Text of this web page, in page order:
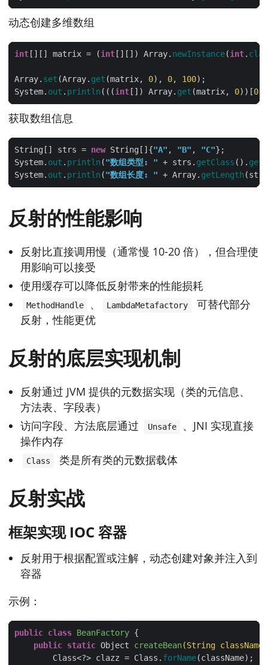
动态创建多维数组
int [][] matrix = (int [][]) Array. newInstance(int.
Array. set (Array. get (matrix, 0), 0, 100
System. out . println (((int []) Array. get (matrix, 0))[0
获取数组信息
String[] strs = new String[]{"A" , "B" , "C"
System. out . println ("数组类型: " + strs. getClass ().
System. out . println ("数组长度: " + Array. getLength
反射的性能影响
反射比直接调用慢（通常慢 10-20 倍），但合理使
用影响可以接受
使用缓存可以降低反射带来的性能损耗
MethodHandle 、 LambdaMetafactory
可替代部分
反射，性能更优
反射的底层实现机制
反射通过 JVM 提供的元数据实现（类的元信息、
方法表、字段表）
访问字段、方法底层通过
Unsafe
、JNI 实现直接
操作内存
Class 类是所有类的元数据载体
反射实战
框架实现 IOC 容器
反射用于根据配置或注解，动态创建对象并注入到
容器
示例：
public class BeanFactory
public static Object createBean(String className)
        Class<?> clazz = Class.
forName